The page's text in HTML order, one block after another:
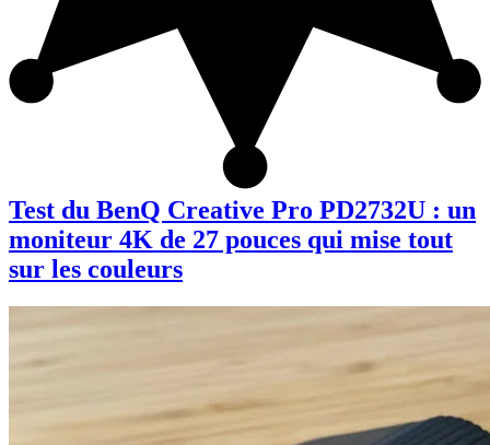
Test du BenQ Creative Pro PD2732U : un
moniteur 4K de 27 pouces qui mise tout
sur les couleurs